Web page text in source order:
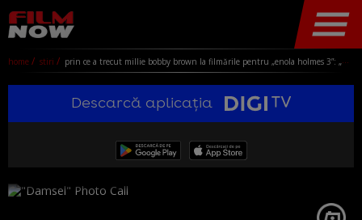
home stiri prin ce a trecut millie bobby brown la filmările pentru „enola holmes 3”: „nu-mi puteam ține ochii deschiși”
Descarcă aplicația